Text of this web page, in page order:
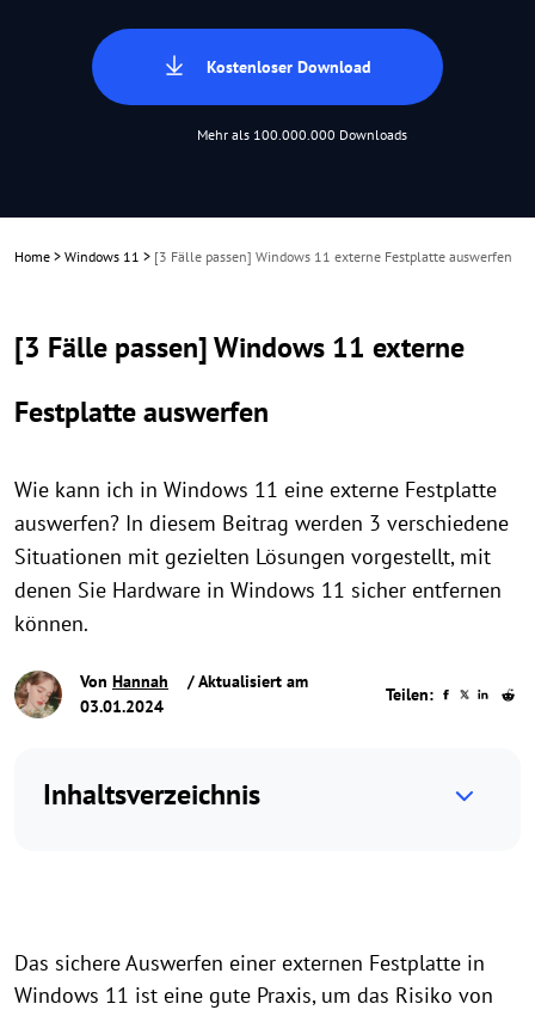
Kostenloser Download
Mehr als 100.000.000 Downloads
Home > Windows 11 > [3 Fälle passen] Windows 11 externe Festplatte auswerfen
[3 Fälle passen] Windows 11 externe
Festplatte auswerfen
Wie kann ich in Windows 11 eine externe Festplatte
auswerfen? In diesem Beitrag werden 3 verschiedene
Situationen mit gezielten Lösungen vorgestellt, mit
denen Sie Hardware in Windows 11 sicher entfernen
können.
Von Hannah
/ Aktualisiert am
03.01.2024
Teilen:
Inhaltsverzeichnis
Das sichere Auswerfen einer externen Festplatte in
Windows 11 ist eine gute Praxis, um das Risiko von